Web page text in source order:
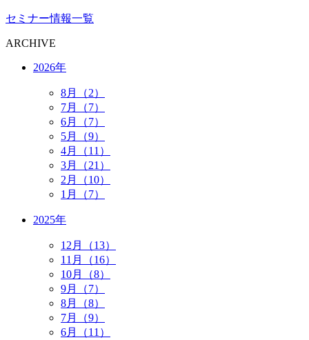
セミナー情報一覧
ARCHIVE
2026年
8月（2）
7月（7）
6月（7）
5月（9）
4月（11）
3月（21）
2月（10）
1月（7）
2025年
12月（13）
11月（16）
10月（8）
9月（7）
8月（8）
7月（9）
6月（11）